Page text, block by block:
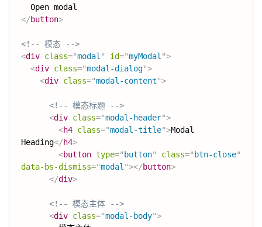
</button>
<!-- 模态 -->
<div class="modal " id="myModal ">
<div class="modal-dialog">
<div class="modal-content">
<!-- 模态标题 -->
<div class="modal-header">
<h4 class="modal-title">Modal
Heading</h4>
<button type=" button" class=" btn-close"
data-bs-dismiss="modal "></button>
</div>
<!-- 模态主体 -->
<div class="modal-body">